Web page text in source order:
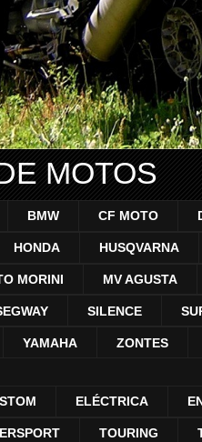
MOTOS
BMW CF MOTO
HONDA HUSQVARNA
MORINI MV AGUSTA
SILENCE
YAMAHA ZONTES
ELÉCTRICA
TOURING